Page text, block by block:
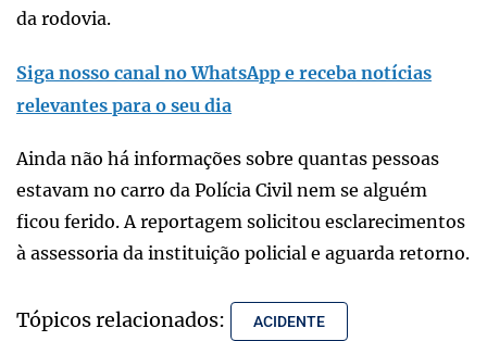
da rodovia.
Siga nosso canal no WhatsApp e receba notícias
relevantes para o seu dia
Ainda não há informações sobre quantas pessoas
estavam no carro da Polícia Civil nem se alguém
ficou ferido. A reportagem solicitou esclarecimentos
à assessoria da instituição policial e aguarda retorno.
Tópicos relacionados: ACIDENTE